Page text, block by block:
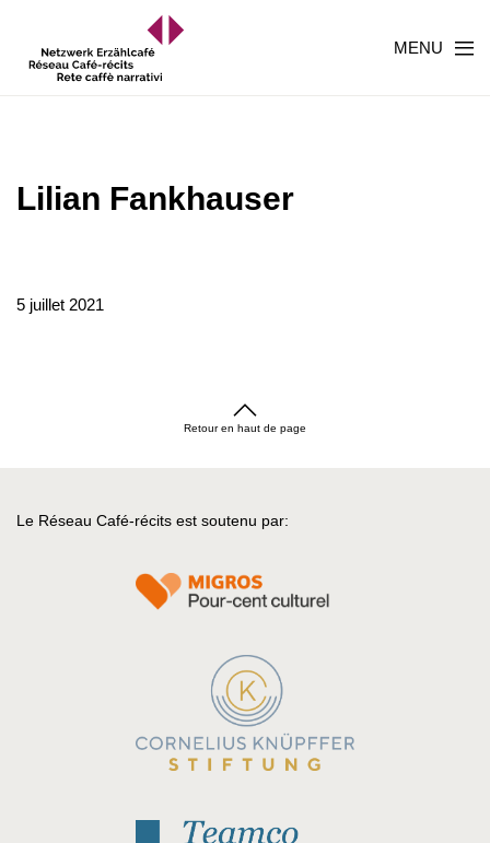
MENU
Lilian Fankhauser
5 juillet 2021
Retour en haut de page
Le Réseau Café-récits est soutenu par: